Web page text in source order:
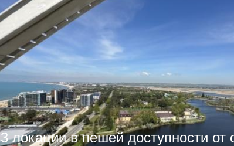
3 локации в пешей доступности от